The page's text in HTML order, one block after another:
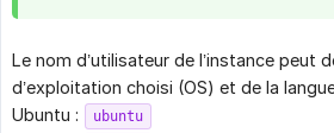
Le nom d’utilisateur de l’instance peut
d’exploitation choisi (OS) et de la
Ubuntu :
ubuntu